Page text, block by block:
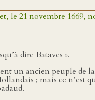
le 21 novembre 1669,
dire Bataves ».
un ancien peuple de
; mais ce n’est